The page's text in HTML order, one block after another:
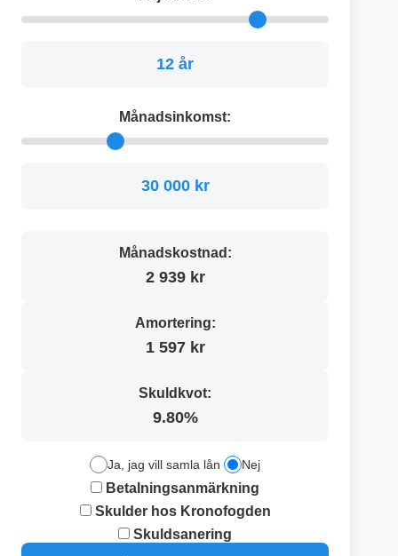
12 år
Månadsinkomst:
30 000 kr
Månadskostnad:
2 939 kr
Amortering:
1 597 kr
Skuldkvot:
9.80%
Ja, jag vill samla lån Nej
Betalningsanmärkning
Skulder hos Kronofogden
Skuldsanering